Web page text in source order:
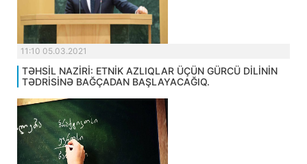
11:10 05.03.2021
TƏHSİL NAZİRİ: ETNİK AZLIQLAR ÜÇÜN GÜRCÜ DİLİNİN
TƏDRİSİNƏ BAĞÇADAN BAŞLAYACAĞIQ.